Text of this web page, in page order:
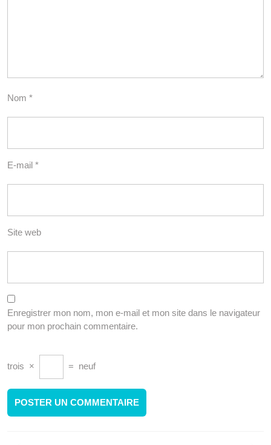
Nom *
E-mail *
Site web
Enregistrer mon nom, mon e-mail et mon site dans le navigateur
pour mon prochain commentaire.
trois × = neuf